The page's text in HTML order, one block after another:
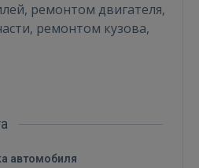
ремонтом двигателя,
ремонтом кузова,
автомобиля